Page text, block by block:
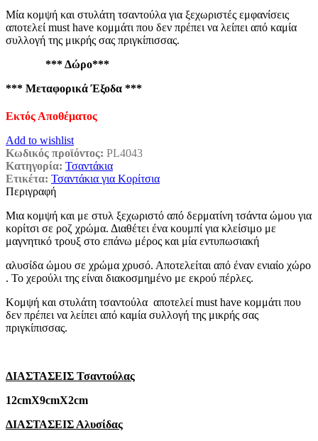
was:
€67,50.
τιμή
είναι:
€39,95.
Μία κομψή και στυλάτη τσαντούλα για ξεχωριστές εμφανίσεις
αποτελεί must have κομμάτι που δεν πρέπει να λείπει από καμία
συλλογή της μικρής σας πριγκίπισσας.
*** Δώρο***
*** Μεταφορικά Έξοδα ***
Εκτός Αποθέματος
Add to wishlist
Κωδικός προϊόντος: PL4043
Κατηγορία: Τσαντάκια
Ετικέτα: Τσαντάκια για Κορίτσια
Περιγραφή
Mια κομψή και με στυλ ξεχωριστό από δερματίνη τσάντα ώμου για
κορίτσι σε ροζ χρώμα. Διαθέτει ένα κουμπί για κλείσιμο με
μαγνητικό τρουξ στο επάνω μέρος και μία εντυπωσιακή
αλυσίδα ώμου σε χρώμα χρυσό. Αποτελείται από έναν ενιαίο χώρο
. Το χερούλι της είναι διακοσμημένο με εκρού πέρλες.
Κομψή και στυλάτη τσαντούλα αποτελεί must have κομμάτι που
δεν πρέπει να λείπει από καμία συλλογή της μικρής σας
πριγκίπισσας.
ΔΙΑΣΤΑΣΕΙΣ Τσαντούλας
12cmΧ9cmΧ2cm
ΔΙΑΣΤΑΣΕΙΣ Αλυσίδας